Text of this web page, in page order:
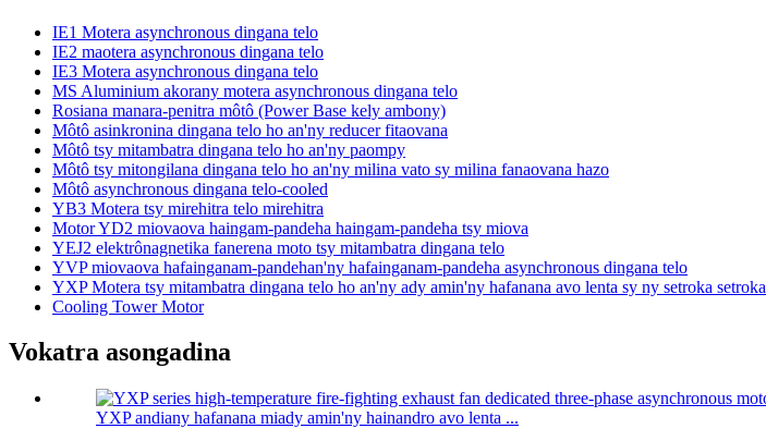
IE1 Motera asynchronous dingana telo
IE2 maotera asynchronous dingana telo
IE3 Motera asynchronous dingana telo
MS Aluminium akorany motera asynchronous dingana telo
Rosiana manara-penitra môtô (Power Base kely ambony)
Môtô asinkronina dingana telo ho an'ny reducer fitaovana
Môtô tsy mitambatra dingana telo ho an'ny paompy
Môtô tsy mitongilana dingana telo ho an'ny milina vato sy milina fanaovana hazo
Môtô asynchronous dingana telo-cooled
YB3 Motera tsy mirehitra telo mirehitra
Motor YD2 miovaova haingam-pandeha haingam-pandeha tsy miova
YEJ2 elektrônagnetika fanerena moto tsy mitambatra dingana telo
YVP miovaova hafainganam-pandehan'ny hafainganam-pandeha asynchronous dingana telo
YXP Motera tsy mitambatra dingana telo ho an'ny ady amin'ny hafanana avo lenta sy ny setroka setroka
Cooling Tower Motor
Vokatra asongadina
YXP andiany hafanana miady amin'ny hainandro avo lenta ...